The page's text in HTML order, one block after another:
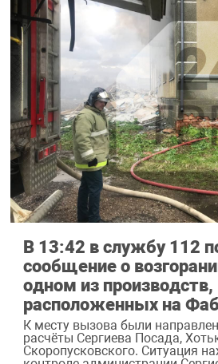
В 13:42 в службу 112
сообщение о
одном из производств,
расположенных на
К месту вызова были
расчёты Сергиева Посада,
Скоропусковского. Ситуация